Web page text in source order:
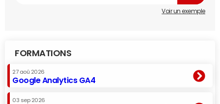
Voir un exemple
FORMATIONS
27 aoû 2026
Google Analytics GA4
03 sep 2026